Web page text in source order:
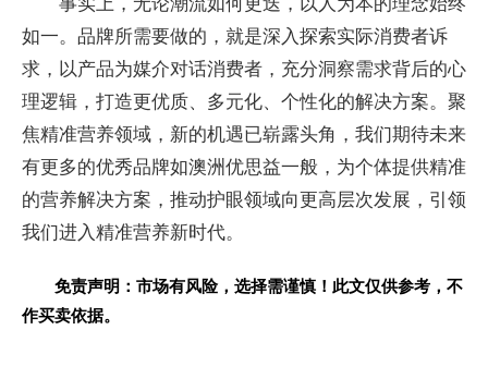
事实上，无论潮流如何更迭，以人为本的理念始终
如一。品牌所需要做的，就是深入探索实际消费者诉
求，以产品为媒介对话消费者，充分洞察需求背后的心
理逻辑，打造更优质、多元化、个性化的解决方案。聚
焦精准营养领域，新的机遇已崭露头角，我们期待未来
有更多的优秀品牌如澳洲优思益一般，为个体提供精准
的营养解决方案，推动护眼领域向更 高层次发展，引领
我们进入精准营养新时代。
免责声明：市场有风险，选择需谨慎！此文仅供参考，不
作买卖依据。